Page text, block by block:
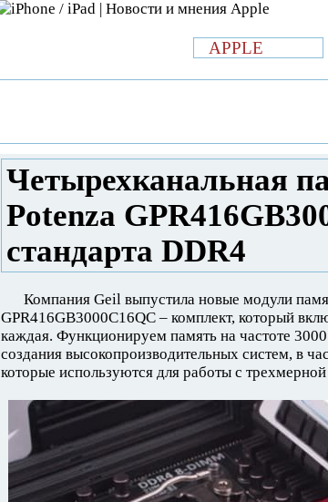
APPLE
Четырехканальная
Potenza
стандарта DDR4
Компания Geil выпустила новые модули
GPR416GB3000C16QC – комплект, который
каждая. Функционируем память на частоте
создания высокопроизводительных систем, в
которые используются для работы с